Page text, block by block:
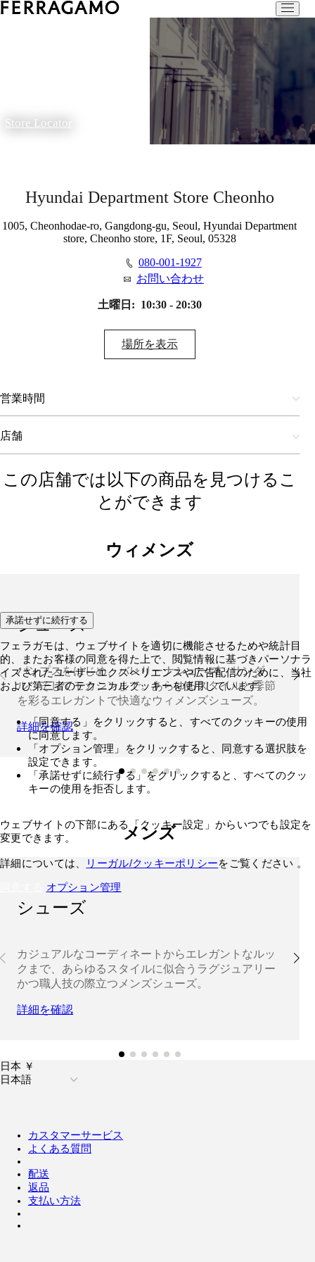
Store Locator
Hyundai Department Store Cheonho
1005, Cheonhodae-ro, Gangdong-gu, Seoul, Hyundai Department
store, Cheonho store, 1F, Seoul, 05328
080-001-1927
お問い合わせ
土曜日: 10:30 - 20:30
場所を表示​
営業時間
店舗
この店舗では以下の商品を見つけるこ
とができます
ウィメンズ
シューズ
パンプスをはじめ、バレリーナシューズ、サンダ
ル、そしてモカシンまで。あらゆるスタイルと季節
を彩るエレガントで快適なウィメンズシューズ。
詳細を確認
メンズ
シューズ
カジュアルなコーディネートからエレガントなルッ
クまで、あらゆるスタイルに似合うラグジュアリー
かつ職人技の際立つメンズシューズ。
詳細を確認
日本 ￥
日本語
カスタマーサービス
よくある質問
配送
返品
支払い方法
承諾せずに続行する
フェラガモは、ウェブサイトを適切に機能させるためや統計目
的、またお客様の同意を得た上で、閲覧情報に基づきパーソナラ
イズされたユーザーエクスペリエンスや広告配信のために、当社
および第三者のテクニカルクッキーを使用しています。
「同意する」をクリックすると、すべてのクッキーの使用
に同意します。
「オプション管理」をクリックすると、同意する選択肢を
設定できます。
「承諾せずに続行する」をクリックすると、すべてのクッ
キーの使用を拒否します。
ウェブサイトの下部にある「クッキー設定」からいつでも設定を
変更できます。
詳細については、 リーガル/クッキーポリシーをご覧ください 。
オプション管理